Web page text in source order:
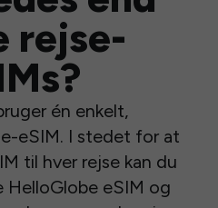
rejse-
én enkelt,
eSIM. I stedet for at
til hver rejse kan du
HelloGlobe eSIM og